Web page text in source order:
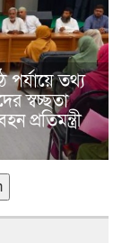
পর্যায়ে তথ্য
স্বচ্ছতা
প্রতিমন্ত্রী